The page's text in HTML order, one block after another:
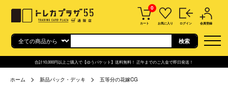
0
カート お気に入り ログイン 会員登録
合計10,000円以上ご購入で【ゆうパケット】送料無料！ 正午までのご入金で即日発送！
ホーム 新品パック・デッキ 五等分の花嫁CG